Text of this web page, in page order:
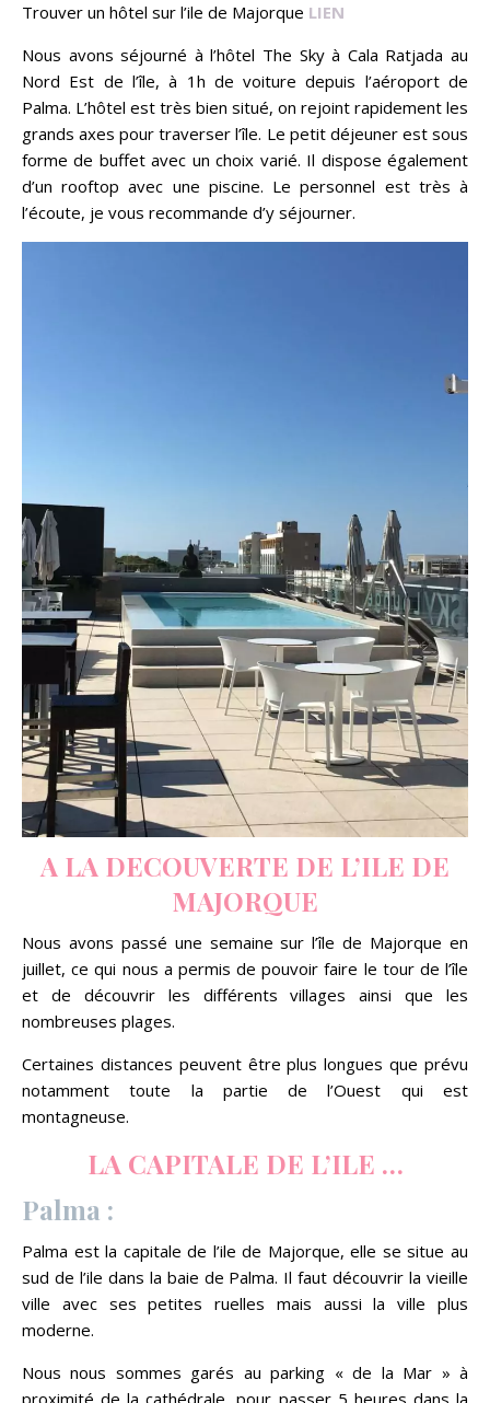
Trouver un hôtel sur l’ile de Majorque LIEN
Nous avons séjourné à l’hôtel The Sky à Cala Ratjada au
Nord Est de l’île, à 1h de voiture depuis l’aéroport de
Palma. L’hôtel est très bien situé, on rejoint rapidement les
grands axes pour traverser l’île. Le petit déjeuner est sous
forme de buffet avec un choix varié. Il dispose également
d’un rooftop avec une piscine. Le personnel est très à
l’écoute, je vous recommande d’y séjourner.
A LA DECOUVERTE DE L’ILE DE
MAJORQUE
Nous avons passé une semaine sur l’île de Majorque en
juillet, ce qui nous a permis de pouvoir faire le tour de l’île
et de découvrir les différents villages ainsi que les
nombreuses plages.
Certaines distances peuvent être plus longues que prévu
notamment toute la partie de l’Ouest qui est
montagneuse.
LA CAPITALE DE L’ILE …
Palma :
Palma est la capitale de l’ile de Majorque, elle se situe au
sud de l’ile dans la baie de Palma. Il faut découvrir la vieille
ville avec ses petites ruelles mais aussi la ville plus
moderne.
Nous nous sommes garés au parking « de la Mar » à